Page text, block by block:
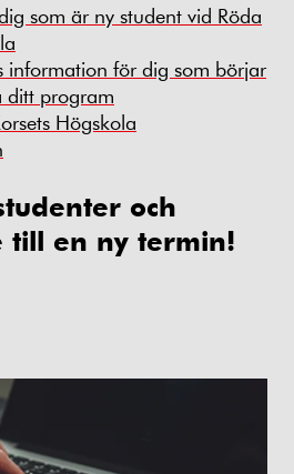
som är ny student vid Röda
information för dig som börjar
ditt program
Högskola
och
till en ny termin!